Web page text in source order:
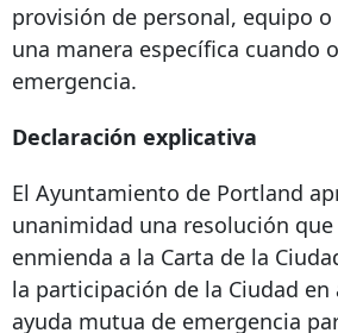
provisión de personal, equipo
una manera específica cuando
emergencia.
Declaración explicativa
El Ayuntamiento de Portland
unanimidad una resolución
enmienda a la Carta de la
la participación de la Ciudad en
ayuda mutua de emergencia